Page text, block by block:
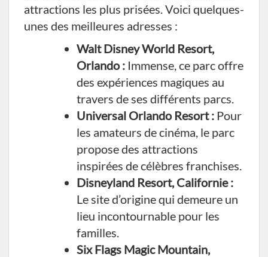
attractions les plus prisées. Voici quelques-
unes des meilleures adresses :
Walt Disney World Resort,
Orlando : Immense, ce parc offre
des expériences magiques au
travers de ses différents parcs.
Universal Orlando Resort : Pour
les amateurs de cinéma, le parc
propose des attractions
inspirées de célèbres franchises.
Disneyland Resort, Californie :
Le site d’origine qui demeure un
lieu incontournable pour les
familles.
Six Flags Magic Mountain,